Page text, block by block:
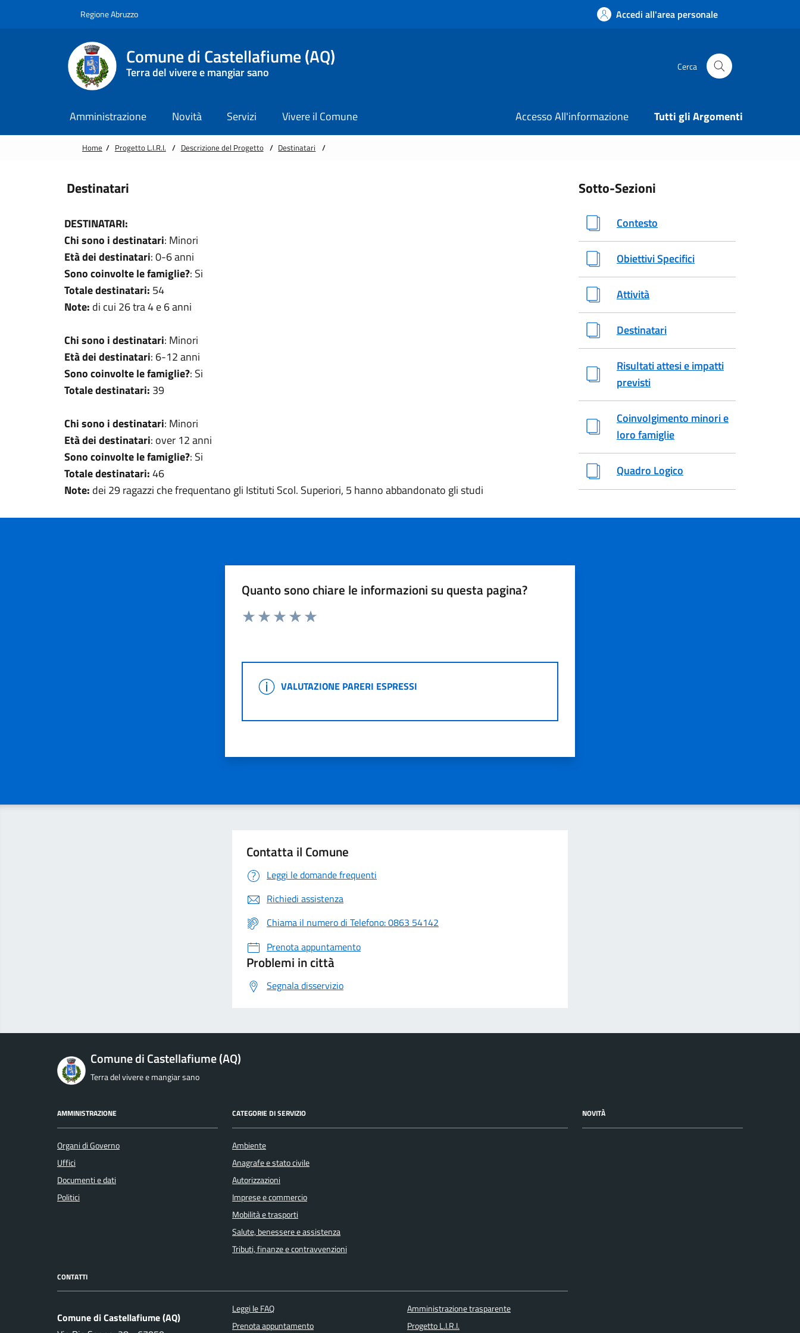
Regione Abruzzo Accedi all'area personale
Comune di Castellafiume (AQ)
Terra del vivere e mangiar sano Cerca
Amministrazione Novità Servizi Vivere il Comune Accesso All'informazione Tutti gli Argomenti
Home / Progetto L.I.R.I. / Descrizione del Progetto / Destinatari /
Destinatari
DESTINATARI:
Chi sono i destinatari: Minori
Età dei destinatari: 0-6 anni
Sono coinvolte le famiglie?: Si
Totale destinatari: 54
Note: di cui 26 tra 4 e 6 anni
Chi sono i destinatari: Minori
Età dei destinatari: 6-12 anni
Sono coinvolte le famiglie?: Si
Totale destinatari: 39
Chi sono i destinatari: Minori
Età dei destinatari: over 12 anni
Sono coinvolte le famiglie?: Si
Totale destinatari:46
Note: dei 29 ragazzi che frequentano gli Istituti Scol. Superiori, 5 hanno abbandonato gli studi
Sotto-Sezioni
Contesto
Obiettivi Specifici
Attività
Destinatari
Risultati attesi e impatti
previsti
Coinvolgimento minori e
loro famiglie
Quadro Logico
Quanto sono chiare le informazioni su questa pagina?
Rating:
VALUTAZIONE PARERI ESPRESSI
VALUTAZIONE PARERI ESPRESSI
Contatta il Comune
Leggi le domande frequenti
Richiedi assistenza
Chiama il numero di Telefono: 0863 54142
Prenota appuntamento
Problemi in città
Segnala disservizio
Comune di Castellafiume (AQ)
Terra del vivere e mangiar sano
AMMINISTRAZIONE
Organi di Governo
Uffici
Documenti e dati
Politici
CATEGORIE DI SERVIZIO
Ambiente
Anagrafe e stato civile
Autorizzazioni
Imprese e commercio
Mobilità e trasporti
Salute, benessere e assistenza
Tributi, finanze e contravvenzioni
NOVITÀ
CONTATTI
Comune di Castellafiume (AQ)
Leggi le FAQ
Prenota appuntamento
Amministrazione trasparente
Progetto L.I.R.I.